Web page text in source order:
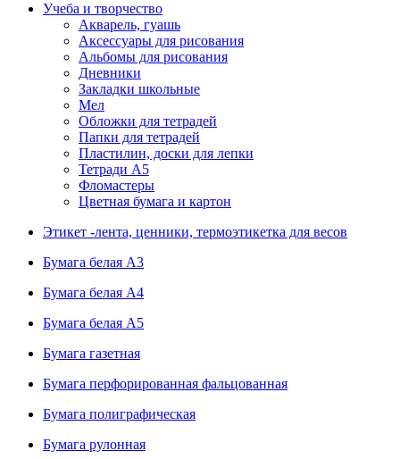
Учеба и творчество
Акварель, гуашь
Аксессуары для рисования
Альбомы для рисования
Дневники
Закладки школьные
Мел
Обложки для тетрадей
Папки для тетрадей
Пластилин, доски для лепки
Тетради А5
Фломастеры
Цветная бумага и картон
Этикет -лента, ценники, термоэтикетка для весов
Бумага белая А3
Бумага белая А4
Бумага белая А5
Бумага газетная
Бумага перфорированная фальцованная
Бумага полиграфическая
Бумага рулонная